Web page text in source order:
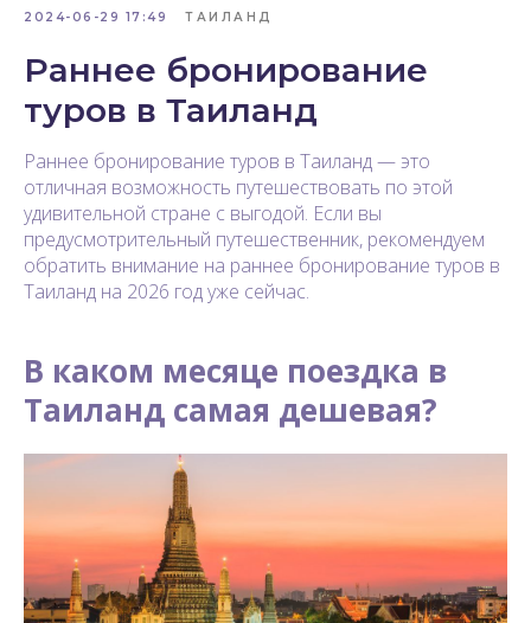
2024-06-29 17:49 ТАИЛАНД
Раннее бронирование
туров в Таиланд
Раннее бронирование туров в Таиланд — это
отличная возможность путешествовать по этой
удивительной стране с выгодой. Если вы
предусмотрительный путешественник, рекомендуем
обратить внимание на раннее бронирование туров в
Таиланд на 2026 год уже сейчас.
В каком месяце поездка в
Таиланд самая дешевая?